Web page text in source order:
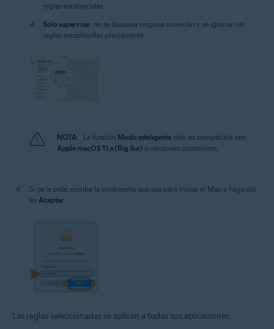
reglas establecidas.
Solo supervisar: no se bloquea ninguna conexión y se ignoran las
reglas establecidas previamente.
NOTA: La función Modo inteligente solo es compatible con
Apple macOS 11.x (Big Sur) o versiones posteriores.
Si se le pide, escriba la contraseña que usa para iniciar el Mac y haga clic
en Aceptar
Las reglas seleccionadas se aplican a todas sus aplicaciones.